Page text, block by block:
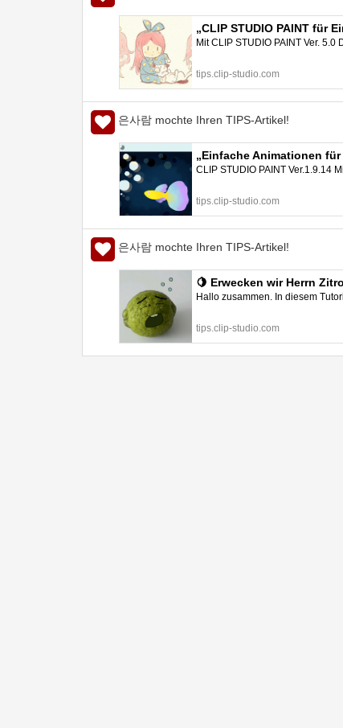
„CLIP STUDIO PAINT für
STUDIO TIPS
Mit CLIP STUDIO PAINT Ver.
tips.clip-studio.com
은사람 mochte Ihren TIPS-Artikel!
„Einfache Animationen
TIPS
CLIP STUDIO PAINT Ver.1.9.14
tips.clip-studio.com
은사람 mochte Ihren TIPS-Artikel!
🍋 Erwecken wir Herrn
Hallo zusammen. In diesem
tips.clip-studio.com